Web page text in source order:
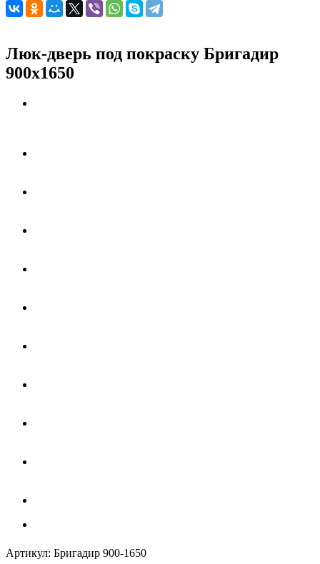
Люк-дверь под покраску Бригадир
900х1650
Артикул: Бригадир 900-1650